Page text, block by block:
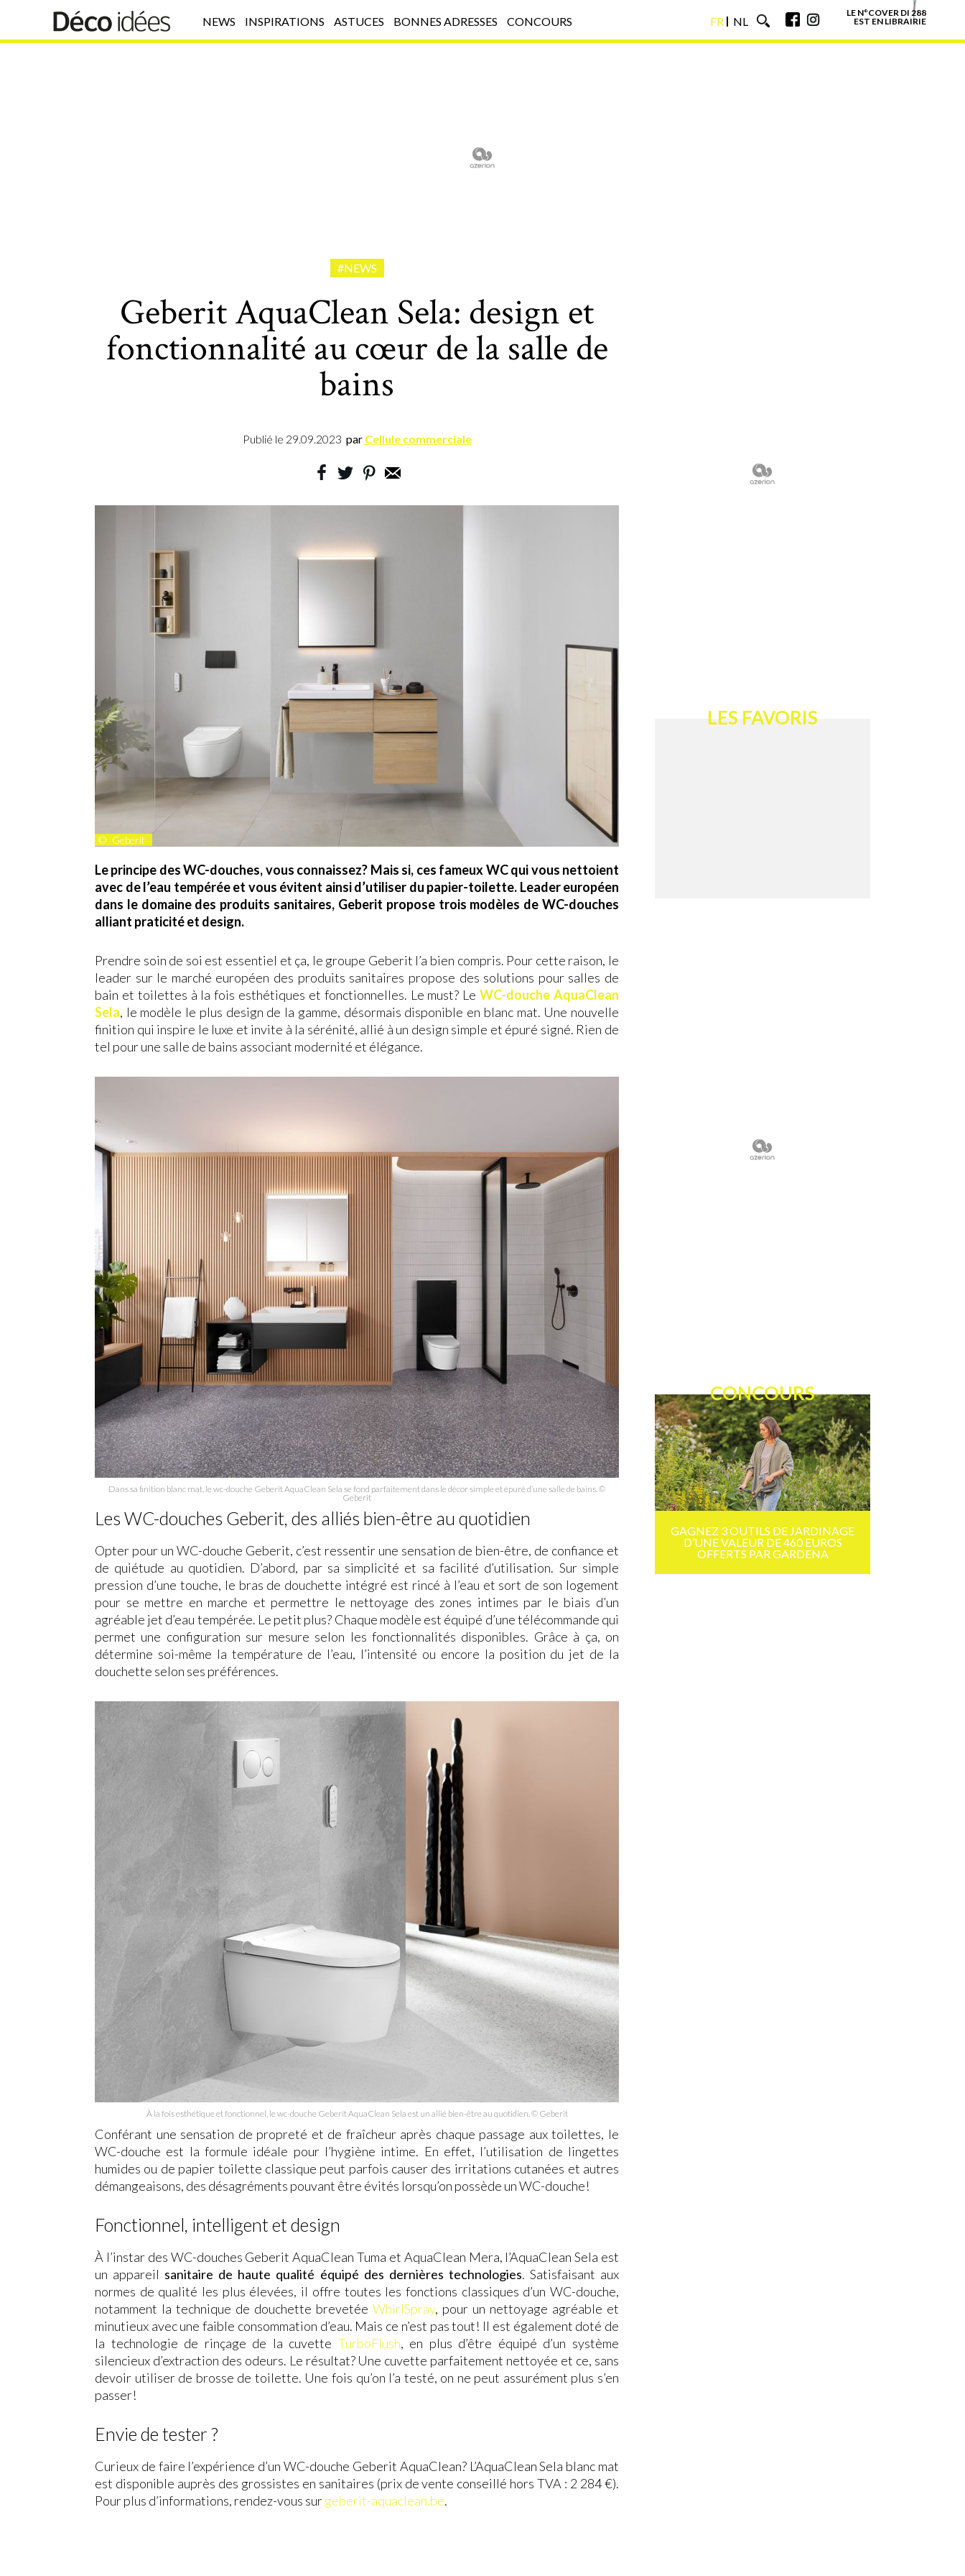
NEWS INSPIRATIONS ASTUCES BONNES ADRESSES CONCOURS
FR
NL
LE N°COVER DI 288
EST EN LIBRAIRIE
#NEWS
Geberit AquaClean Sela: design et
fonctionnalité au cœur de la salle de
bains
Publié le 29.09.2023 par Cellule commerciale
© Geberit
Le principe des WC-douches, vous connaissez? Mais si, ces fameux WC qui vous nettoient
avec de l’eau tempérée et vous évitent ainsi d’utiliser du papier-toilette. Leader européen
dans le domaine des produits sanitaires, Geberit propose trois modèles de WC-douches
alliant praticité et design.
Prendre soin de soi est essentiel et ça, le groupe Geberit l’a bien compris. Pour cette raison, le
leader sur le marché européen des produits sanitaires propose des solutions pour salles de
bain et toilettes à la fois esthétiques et fonctionnelles. Le must? LeWC-douche AquaClean
Sela, le modèle le plus design de la gamme, désormais disponible en blanc mat. Une nouvelle
finition qui inspire le luxe et invite à la sérénité, allié à un design simple et épuré signé. Rien de
tel pour une salle de bains associant modernité et élégance.
Dans sa finition blanc mat, le wc-douche Geberit AquaClean Sela se fond parfaitement dans le décor simple et épuré d’une salle de bains. ©
Geberit
Les WC-douches Geberit, des alliés bien-être au quotidien
Opter pour un WC-douche Geberit, c’est ressentir une sensation de bien-être, de confiance et
de quiétude au quotidien. D’abord, par sa simplicité et sa facilité d’utilisation. Sur simple
pression d’une touche, le bras de douchette intégré est rincé à l’eau et sort de son logement
pour se mettre en marche et permettre le nettoyage des zones intimes par le biais d’un
agréable jet d’eau tempérée. Le petit plus? Chaque modèle est équipé d’une télécommande qui
permet une configuration sur mesure selon les fonctionnalités disponibles. Grâce à ça, on
détermine soi-même la température de l’eau, l’intensité ou encore la position du jet de la
douchette selon ses préférences.
À la fois esthétique et fonctionnel, le wc-douche Geberit AquaClean Sela est un allié bien-être au quotidien. © Geberit
Conférant une sensation de propreté et de fraîcheur après chaque passage aux toilettes, le
WC-douche est la formule idéale pour l’hygiène intime. En effet, l’utilisation de lingettes
humides ou de papier toilette classique peut parfois causer des irritations cutanées et autres
démangeaisons, des désagréments pouvant être évités lorsqu’on possède un WC-douche!
Fonctionnel, intelligent et design
À l’instar des WC-douches Geberit AquaClean Tuma et AquaClean Mera, l’AquaClean Sela est
un appareil sanitaire de haute qualité équipé des dernières technologies. Satisfaisant aux
normes de qualité les plus élevées, il offre toutes les fonctions classiques d’un WC-douche,
notamment la technique de douchette brevetée WhirlSpray, pour un nettoyage agréable et
minutieux avec une faible consommation d’eau. Mais ce n’est pas tout! Il est également doté de
la technologie de rinçage de la cuvette TurboFlush, en plus d’être équipé d’un système
silencieux d’extraction des odeurs. Le résultat? Une cuvette parfaitement nettoyée et ce, sans
devoir utiliser de brosse de toilette. Une fois qu’on l’a testé, on ne peut assurément plus s’en
passer!
Envie de tester ?
Curieux de faire l’expérience d’un WC-douche Geberit AquaClean? L’AquaClean Sela blanc mat
est disponible auprès des grossistes en sanitaires (prix de vente conseillé hors TVA : 2 284 €).
Pour plus d’informations, rendez-vous surgeberit-aquaclean.be.
LES FAVORIS
CONCOURS
GAGNEZ 3 OUTILS DE JARDINAGE
D’UNE VALEUR DE 460 EUROS
OFFERTS PAR GARDENA